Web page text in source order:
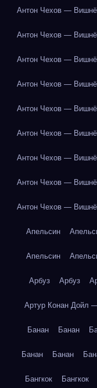
Антон Чехов —
Антон Чехов —
Антон Чехов —
Антон Чехов —
Антон Чехов —
Антон Чехов —
Антон Чехов —
Антон Чехов —
Антон Чехов —
Апельсин
Апельсин
Арбуз Арбуз
Артур Конан Дойл
Банан Банан
Банан Банан
Бангкок Бангкок